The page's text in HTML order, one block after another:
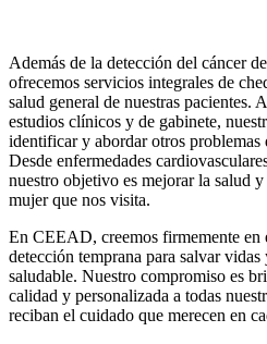
Además de la detección del cáncer
ofrecemos servicios integrales de
salud general de nuestras pacientes.
estudios clínicos y de gabinete,
identificar y abordar otros problemas
Desde enfermedades
nuestro objetivo es mejorar la salud
mujer que nos visita.
En CEEAD, creemos firmemente
detección temprana para salvar
saludable. Nuestro compromiso es
calidad y personalizada a todas
reciban el cuidado que merecen en